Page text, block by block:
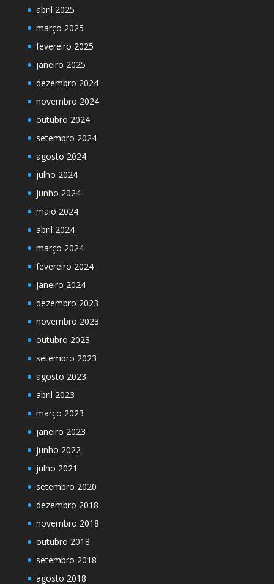
abril 2025
março 2025
fevereiro 2025
janeiro 2025
dezembro 2024
novembro 2024
outubro 2024
setembro 2024
agosto 2024
julho 2024
junho 2024
maio 2024
abril 2024
março 2024
fevereiro 2024
janeiro 2024
dezembro 2023
novembro 2023
outubro 2023
setembro 2023
agosto 2023
abril 2023
março 2023
janeiro 2023
junho 2022
julho 2021
setembro 2020
dezembro 2018
novembro 2018
outubro 2018
setembro 2018
agosto 2018